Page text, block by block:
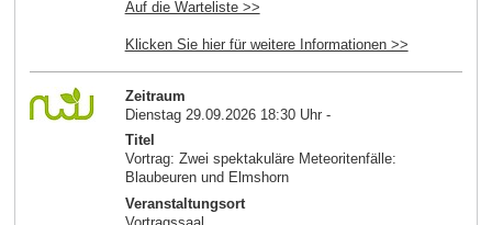
Auf die Warteliste >>
Klicken Sie hier für weitere Informationen >>
Zeitraum
Dienstag 29.09.2026 18:30 Uhr -
Titel
Vortrag: Zwei spektakuläre Meteoritenfälle:
Blaubeuren und Elmshorn
Veranstaltungsort